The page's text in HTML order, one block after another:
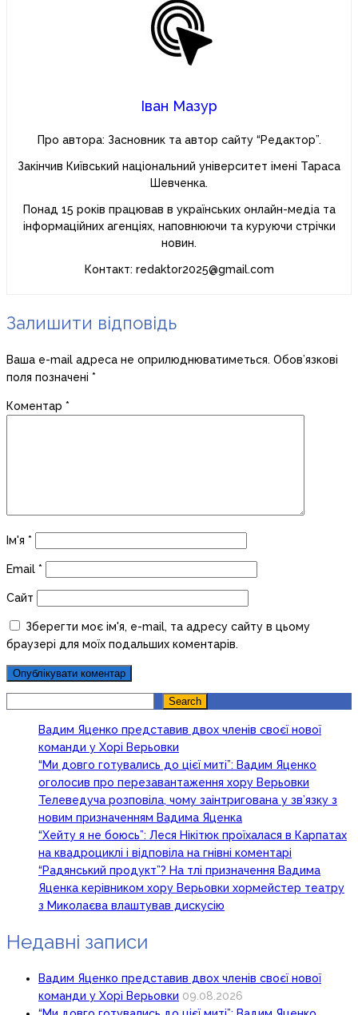
Іван Мазур
Про автора: Засновник та автор сайту “Редактор”.
Закінчив Київський національний університет імені Тараса
Шевченка.
Понад 15 років працював в українських онлайн-медіа та
інформаційних агенціях, наповнюючи та куруючи стрічки
новин.
Контакт: redaktor2025@gmail.com
Залишити відповідь
Ваша e-mail адреса не оприлюднюватиметься. Обов’язкові
поля позначені *
Коментар *
Ім'я *
Email *
Сайт
Зберегти моє ім'я, e-mail, та адресу сайту в цьому
браузері для моїх подальших коментарів.
Search
Вадим Яценко представив двох членів своєї нової
команди у Хорі Верьовки
“Ми довго готувались до цієї миті”: Вадим Яценко
оголосив про перезавантаження хору Верьовки
Телеведуча розповіла, чому заінтригована у зв’язку з
новим призначенням Вадима Яценка
“Хейту я не боюсь”: Леся Нікітюк проїхалася в Карпатах
на квадроциклі і відповіла на гнівні коментарі
“Радянський продукт”? На тлі призначення Вадима
Яценка керівником хору Верьовки хормейстер театру
з Миколаєва влаштував дискусію
Недавні записи
Вадим Яценко представив двох членів своєї нової
команди у Хорі Верьовки 09.08.2026